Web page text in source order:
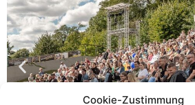
Cookie-Zustimmung